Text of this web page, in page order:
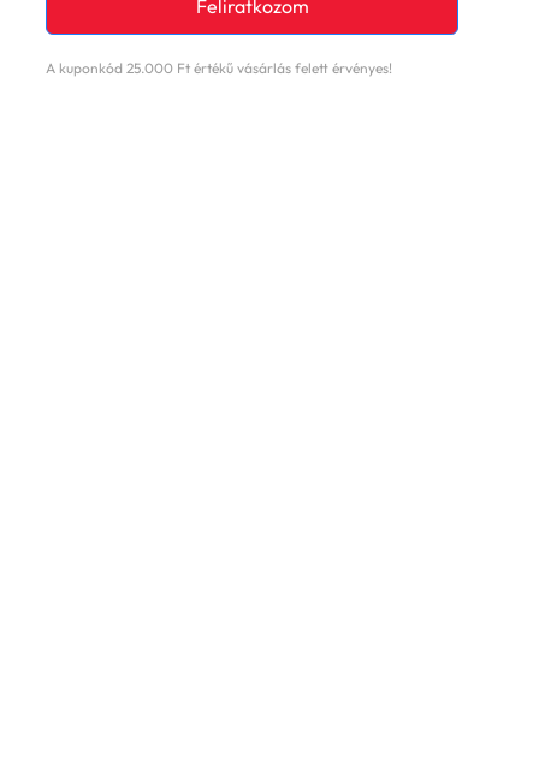
Feliratkozom
A kuponkód 25.000 Ft értékű vásárlás felett érvényes!